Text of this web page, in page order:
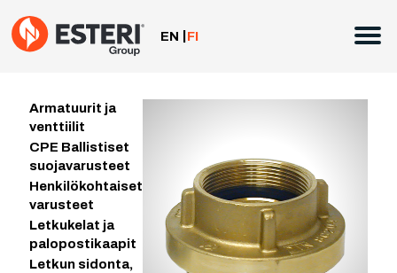
sisältöön
EN FI
Armatuurit ja
venttiilit
CPE Ballistiset
suojavarusteet
Henkilökohtaiset
varusteet
Letkukelat ja
palopostikaapit
Letkun sidonta,